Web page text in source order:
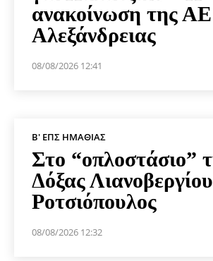
ανακοίνωση της ΑΕ
Αλεξάνδρειας
08/08/2026 12:41
Β' ΕΠΣ ΗΜΑΘΊΑΣ
Στο “οπλοστάσιο”
Δόξας
Ροτσιόπουλος
08/08/2026 12:32